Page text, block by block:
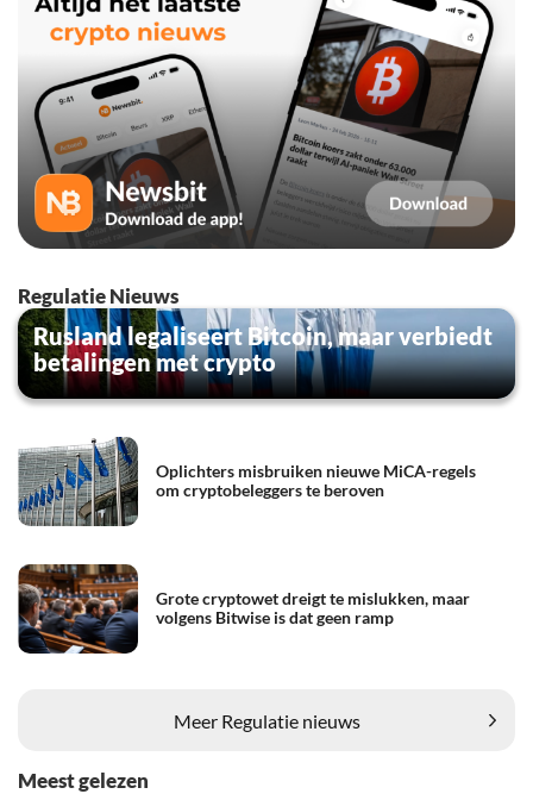
Regulatie Nieuws
Rusland legaliseert Bitcoin, maar verbiedt
betalingen met crypto
Oplichters misbruiken nieuwe MiCA-regels
om cryptobeleggers te beroven
Grote cryptowet dreigt te mislukken, maar
volgens Bitwise is dat geen ramp
Meer Regulatie nieuws
Meest gelezen